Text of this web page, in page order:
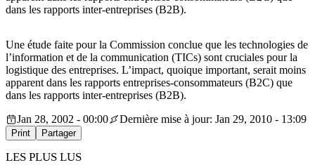
dans les rapports inter-entreprises (B2B).
Une étude faite pour la Commission conclue que les technologies de
l’information et de la communication (TICs) sont cruciales pour la
logistique des entreprises. L’impact, quoique important, serait moins
apparent dans les rapports entreprises-consommateurs (B2C) que
dans les rapports inter-entreprises (B2B).
Jan 28, 2002 - 00:00
Dernière mise à jour: Jan 29, 2010 - 13:09
Print Partager
LES PLUS LUS